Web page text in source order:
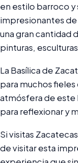
en estilo barroco y
impresionantes de
una gran cantidad
pinturas,
La Basílica de
para muchos fieles
atmósfera de este
para reflexionar y
Si visitas
de visitar esta